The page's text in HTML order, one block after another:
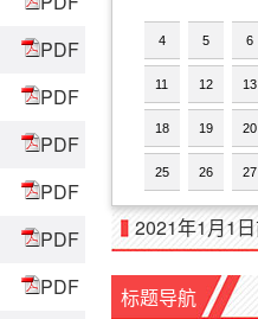
PDF
PDF
PDF
PDF
PDF
PDF
4 5 6
11 12 13
18 19 20
25 26 27
2021年1月1
标题导航